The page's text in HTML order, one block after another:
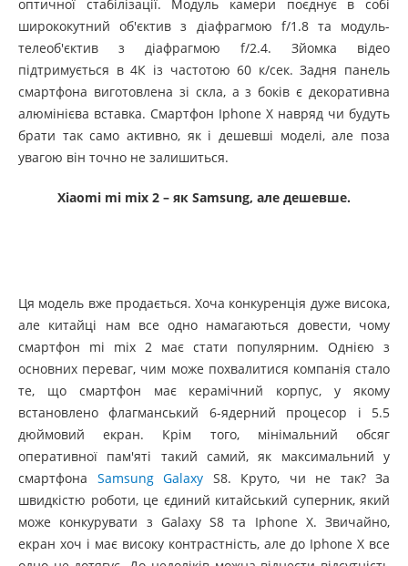
оптичної стабілізації. Модуль камери поєднує в собі
ширококутний об'єктив з діафрагмою f/1.8 та модуль-
телеоб'єктив з діафрагмою f/2.4. Зйомка відео
підтримується в 4К із частотою 60 к/сек. Задня панель
смартфона виготовлена ​​зі скла, а з боків є декоративна
алюмінієва вставка. Смартфон Iphone X навряд чи будуть
брати так само активно, як і дешевші моделі, але поза
увагою він точно не залишиться.
Xiaomi mi mix 2 – як Samsung, але дешевше.
Ця модель вже продається. Хоча конкуренція дуже висока,
але китайці нам все одно намагаються довести, чому
смартфон mi mix 2 має стати популярним. Однією з
основних переваг, чим може похвалитися компанія стало
те, що смартфон має керамічний корпус, у якому
встановлено флагманський 6-ядерний процесор і 5.5
дюймовий екран. Крім того, мінімальний обсяг
оперативної пам'яті такий самий, як максимальний у
смартфона Samsung Galaxy S8. Круто, чи не так? За
швидкістю роботи, це єдиний китайський суперник, який
може конкурувати з Galaxy S8 та Iphone X. Звичайно,
екран хоч і має високу контрастність, але до Iphone X все